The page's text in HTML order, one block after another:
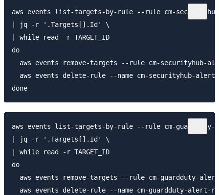
aws events list-targets-by-rule --rule cm-
| jq -r '.Targets[].Id' \
| while read -r TARGET_ID
do
aws events remove-targets --rule cm-securityhub-
aws events delete-rule --name cm-securityhub-
aws events list-targets-by-rule --rule cm-
| jq -r '.Targets[].Id' \
| while read -r TARGET_ID
do
aws events remove-targets --rule cm-guardduty-
aws events delete-rule --name cm-guardduty-alert-